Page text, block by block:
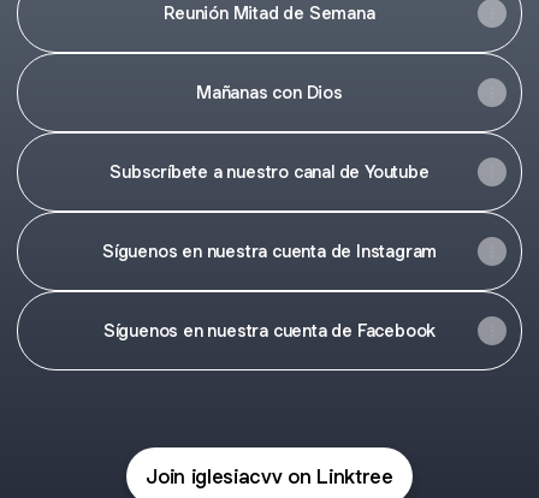
Reunión Mitad de Semana
Mañanas con Dios
Subscríbete a nuestro canal de Youtube
Síguenos en nuestra cuenta de Instagram
Síguenos en nuestra cuenta de Facebook
Join iglesiacvv on Linktree